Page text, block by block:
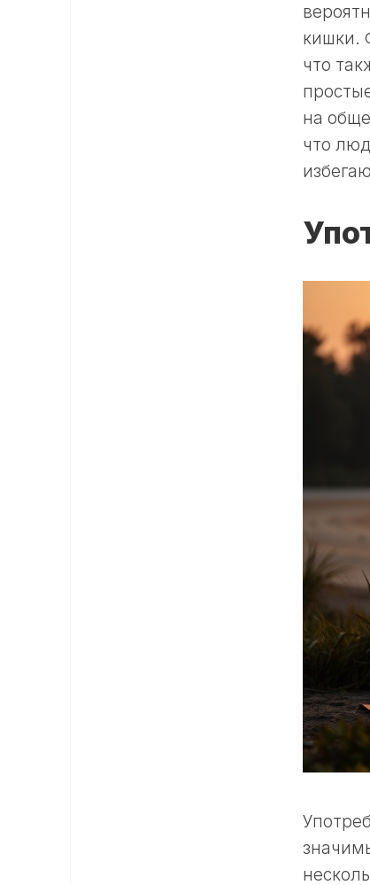
кишки.
что
на
что